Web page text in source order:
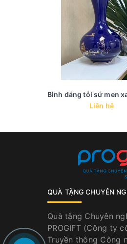
Liên hệ
QUÀ TẶNG CHUYÊN
Quà tặng Chuyên
PROGIFT (Công ty
Truyền thông Công